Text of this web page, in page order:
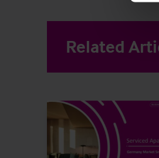
Related